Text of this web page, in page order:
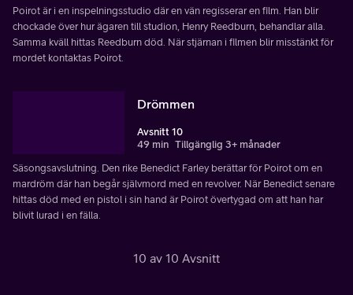
Poirot är i en inspelningsstudio där en vän regisserar en film. Han blir
chockade över hur ägaren till studion, Henry Reedburn, behandlar alla.
Samma kväll hittas Reedburn död. När stjärnan i filmen blir misstänkt för
mordet kontaktas Poirot.
Drömmen
Avsnitt 10
49 min Tillgänglig 3+ månader
Säsongsavslutning. Den rike Benedict Farley berättar för Poirot om en
mardröm där han begår självmord med en revolver. När Benedict senare
hittas död med en pistol i sin hand är Poirot övertygad om att han har
blivit lurad i en fälla.
10 av 10 Avsnitt